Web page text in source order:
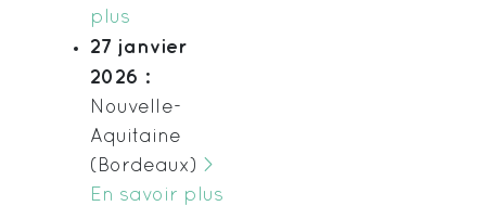
plus
27 janvier
2026 :
Nouvelle-
Aquitaine
(Bordeaux) >
En savoir plus